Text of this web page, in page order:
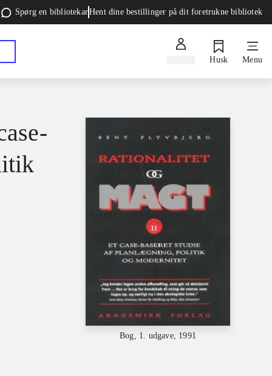
Spørg en bibliotekarHent dine bestillinger på dit foretrukne bibliotek
Husk Menu
Bog, 1. udgave, 1991